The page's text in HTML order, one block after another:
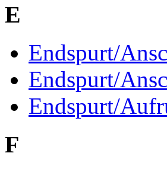
E
Endspurt/
Endspurt/
Endspurt/
F